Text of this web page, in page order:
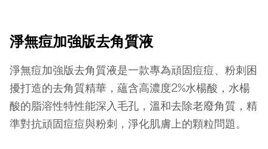
淨無痘加強版去角質液
淨無痘加強版去角質液是一款專為頑固痘痘、粉刺困
擾打造的去角質精華，蘊含高濃度2%水楊酸，水楊
酸的脂溶性特性能深入毛孔，溫和去除老廢角質，精
準對抗頑固痘痘與粉刺，淨化肌膚上的顆粒問題。